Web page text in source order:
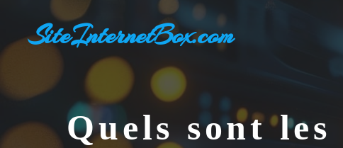
contenuSiteInternetBox.com
Quels sont